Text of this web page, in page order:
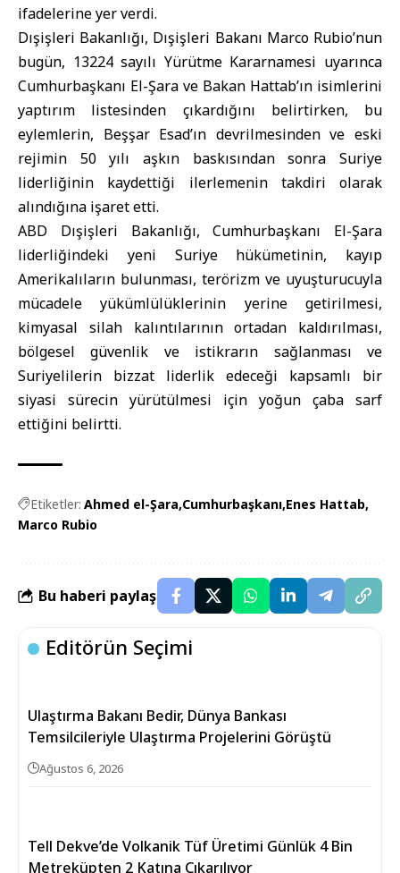
ifadelerine yer verdi.
Dışişleri Bakanlığı, Dışişleri Bakanı Marco Rubio’nun
bugün, 13224 sayılı Yürütme Kararnamesi uyarınca
Cumhurbaşkanı El-Şara ve Bakan Hattab’ın isimlerini
yaptırım listesinden çıkardığını belirtirken, bu
eylemlerin, Beşşar Esad’ın devrilmesinden ve eski
rejimin 50 yılı aşkın baskısından sonra Suriye
liderliğinin kaydettiği ilerlemenin takdiri olarak
alındığına işaret etti.
ABD Dışişleri Bakanlığı, Cumhurbaşkanı El-Şara
liderliğindeki yeni Suriye hükümetinin, kayıp
Amerikalıların bulunması, terörizm ve uyuşturucuyla
mücadele yükümlülüklerinin yerine getirilmesi,
kimyasal silah kalıntılarının ortadan kaldırılması,
bölgesel güvenlik ve istikrarın sağlanması ve
Suriyelilerin bizzat liderlik edeceği kapsamlı bir
siyasi sürecin yürütülmesi için yoğun çaba sarf
ettiğini belirtti.
Etiketler: Ahmed el-Şara Cumhurbaşkanı Enes Hattab
Marco Rubio
Bu haberi paylaş
Editörün Seçimi
Ulaştırma Bakanı Bedir, Dünya Bankası
Temsilcileriyle Ulaştırma Projelerini Görüştü
Ağustos 6, 2026
Tell Dekve’de Volkanik Tüf Üretimi Günlük 4 Bin
Metreküpten 2 Katına Çıkarılıyor